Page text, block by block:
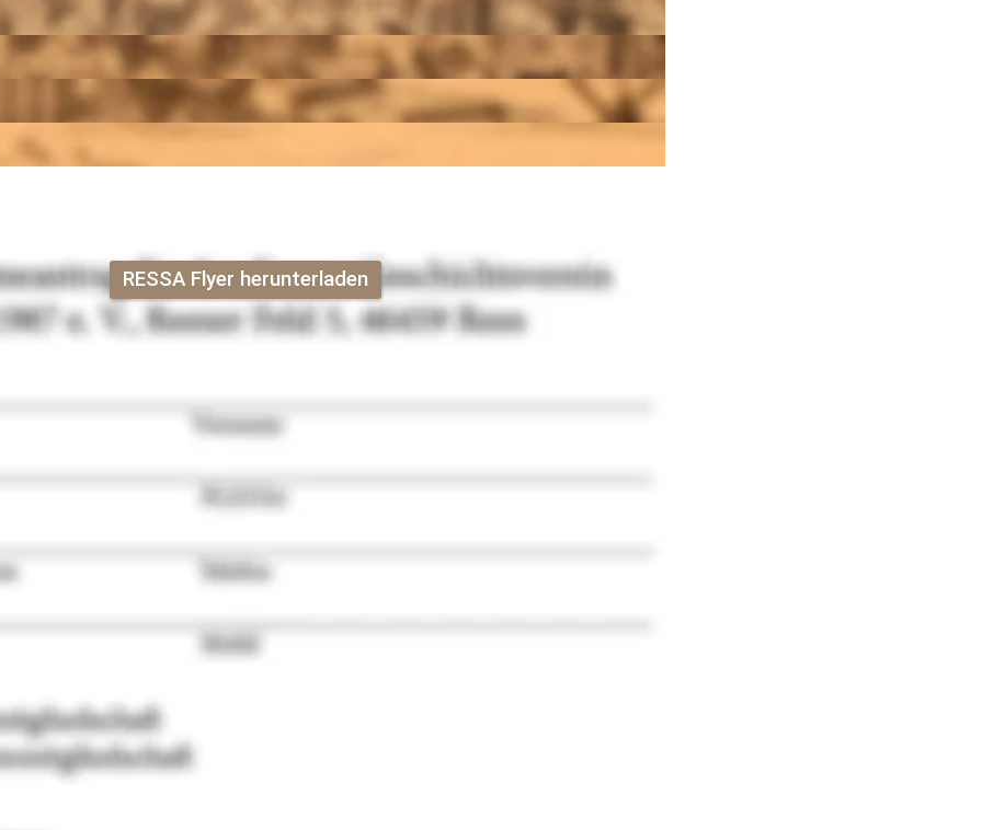
RESSA Flyer herunterladen